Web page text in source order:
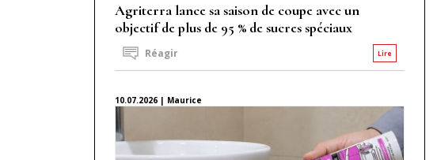
Agriterra lance sa saison de coupe avec un
objectif de plus de 95 % de sucres spéciaux
Lire
Réagir
10.07.2026 | Maurice